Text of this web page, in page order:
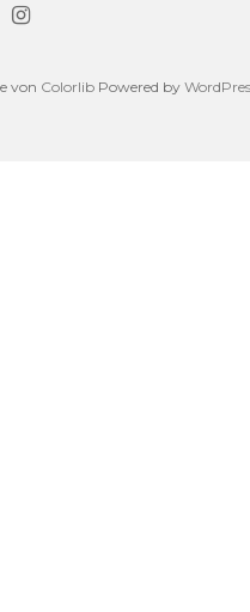
von Colorlib Powered by